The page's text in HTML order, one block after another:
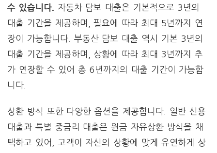
수 있습니다. 자동차 담보 대출은 기본적으로 3년의
대출 기간을 제공하며, 필요에 따라 최대 5년까지 연
장이 가능합니다. 부동산 담보 대출 역시 기본 3년의
대출 기간을 제공하며, 상황에 따라 최대 3년까지 추
가 연장할 수 있어 총 6년까지의 대출 기간이 가능합
니다.
상환 방식 또한 다양한 옵션을 제공합니다. 일반 신용
대출과 특별 중금리 대출은 원금 자유상환 방식을 채
택하고 있어, 고객이 자신의 상황에 맞게 유연하게 상